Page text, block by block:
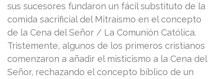
sus sucesores fundaron un fácil substituto de la
comida sacrificial del Mitraísmo en el concepto
de la Cena del Señor / La Comunión Católica.
Tristemente, algunos de los primeros cristianos
comenzaron a añadir el misticismo a la Cena del
Señor, rechazando el concepto bíblico de un